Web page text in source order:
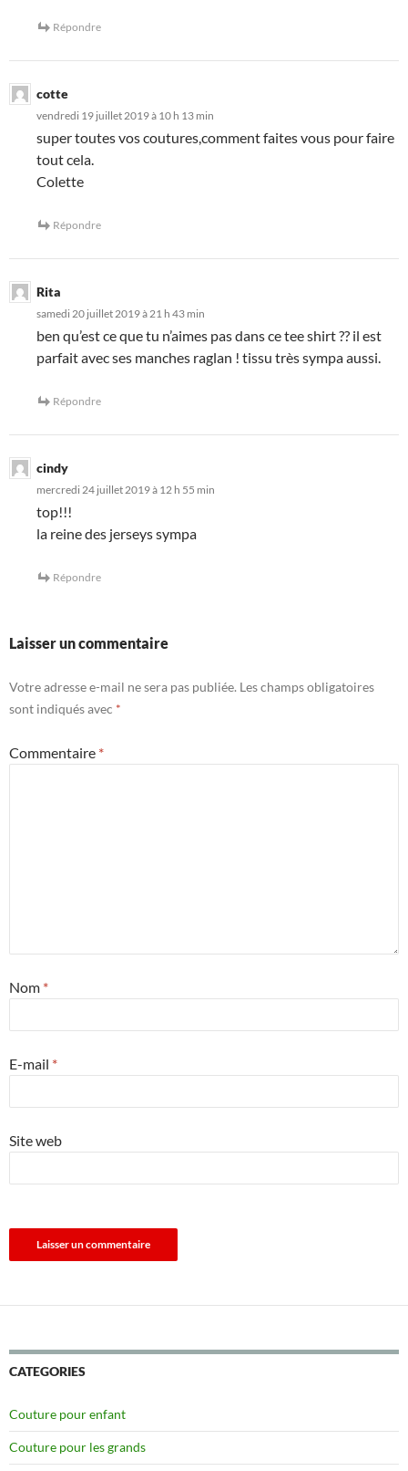
Répondre
cotte
vendredi 19 juillet 2019 à 10 h 13 min
super toutes vos coutures,comment faites vous pour faire
tout cela.
Colette
Répondre
Rita
samedi 20 juillet 2019 à 21 h 43 min
ben qu’est ce que tu n’aimes pas dans ce tee shirt ?? il est
parfait avec ses manches raglan ! tissu très sympa aussi.
Répondre
cindy
mercredi 24 juillet 2019 à 12 h 55 min
top!!!
la reine des jerseys sympa
Répondre
Laisser un commentaire
Votre adresse e-mail ne sera pas publiée. Les champs obligatoires
sont indiqués avec *
Commentaire *
Nom *
E-mail *
Site web
CATEGORIES
Couture pour enfant
Couture pour les grands